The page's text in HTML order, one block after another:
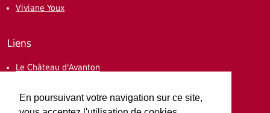
En poursuivant votre navigation sur ce site,
Viviane Youx
Liens
Le Château d'Avanton
Tisser les mots
Des blogs d'écriture